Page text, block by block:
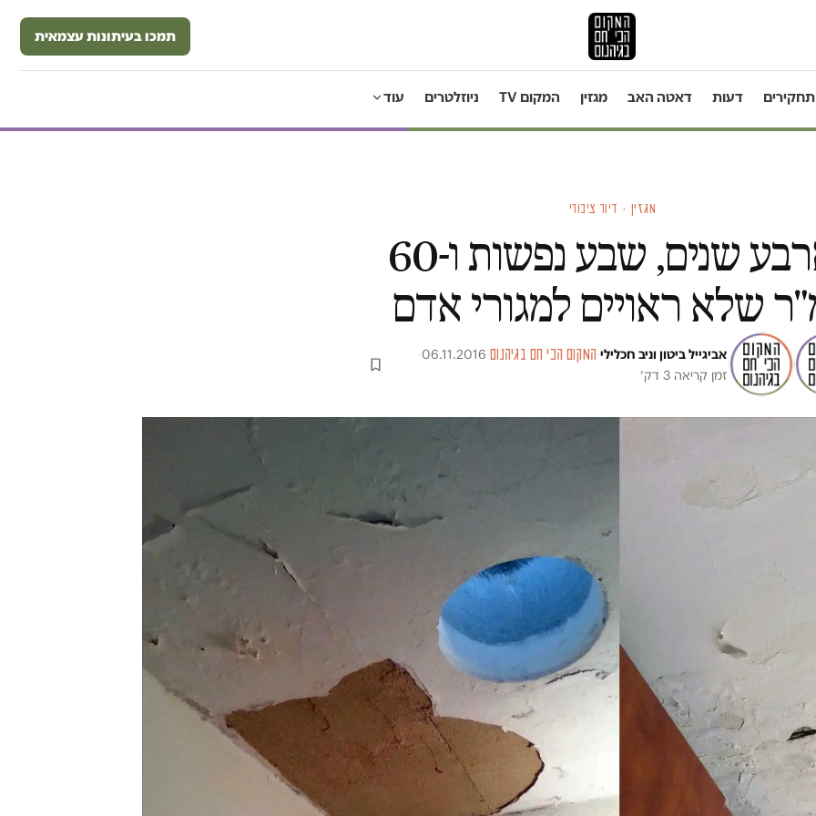
תמכו בעיתונות עצמאית
תחקירים דעות דאטה האב מגזין המקום TV ניוזלטרים עוד
מגזין · דיור ציבורי
ארבע שנים, שבע נפשות ו-60
שלא ראויים למגורי אדם
אביגייל ביטון וניב חכלילי·המקום הכי חם בגיהנום·
06.11.2016
·
זמן קריאה 3 דק׳